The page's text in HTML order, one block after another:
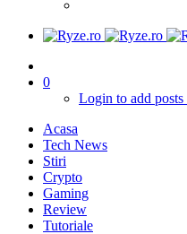
0
Login to add
Acasa
Tech News
Stiri
Crypto
Gaming
Review
Tutoriale